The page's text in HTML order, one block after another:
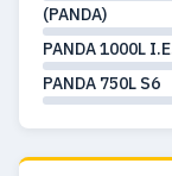
(PANDA)
PANDA 1000L
PANDA 750L S6